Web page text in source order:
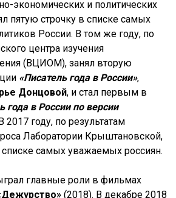
экономических и политических
пятую строчку в списке самых
России. В том же году, по
центра изучения
(ВЦИОМ), занял вторую
«Писатель года в России»,
Донцовой, и стал первым в
года в России по версии
2017 году, по результатам
Лаборатории Крыштановской,
самых уважаемых россиян.
главные роли в фильмах
(2018). В декабре 2018